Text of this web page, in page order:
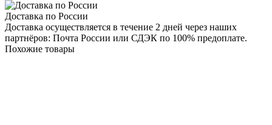
Доставка по России
Доставка осуществляется в течение 2 дней через наших
партнёров: Почта России или СДЭК по 100% предоплате.
Похожие товары